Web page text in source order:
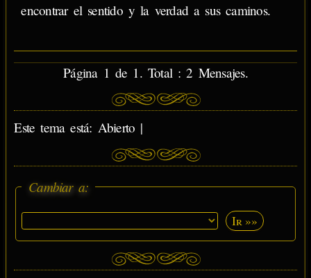
encontrar el sentido y la verdad a sus caminos.
Página 1 de 1. Total : 2 Mensajes.
Este tema está: Abierto |
Cambiar a:
Ir »»